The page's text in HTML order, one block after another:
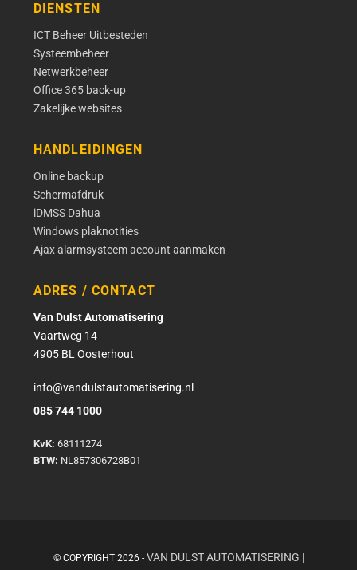
DIENSTEN
ICT Beheer Uitbesteden
Systeembeheer
Netwerkbeheer
Office 365 back-up
Zakelijke websites
HANDLEIDINGEN
Online backup
Schermafdruk
iDMSS Dahua
Windows plaknotities
Ajax alarmsysteem account aanmaken
ADRES / CONTACT
Van Dulst Automatisering
Vaartweg 14
4905 BL Oosterhout
info@vandulstautomatisering.nl
085 744 1000
KvK: 68111274
BTW: NL857306728B01
© COPYRIGHT 2026 - VAN DULST AUTOMATISERING |